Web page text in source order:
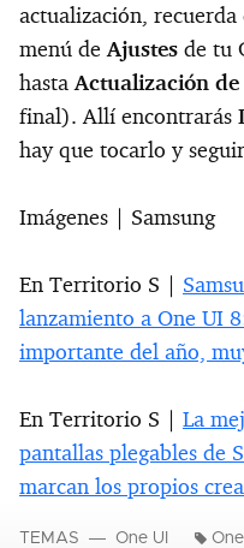
actualización,
menú deAjustes de tu
hastaActualización
final). Allí encontrarás
hay que tocarlo y
Imágenes | Samsung
En Territorio S |
lanzamiento a One UI
importante del año,
En Territorio S | La
pantallas plegables de
marcan los propios
TEMAS One UI